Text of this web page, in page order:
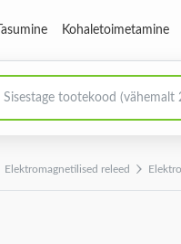
Tasumine Kohaletoimetamine
Elektromagnetilised releed